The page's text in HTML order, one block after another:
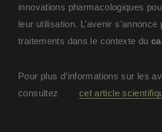
innovations pharmacologiques
leur utilisation. L’avenir
traitements dans le contexte du
Pour plus d’informations sur les
consultez
cet article